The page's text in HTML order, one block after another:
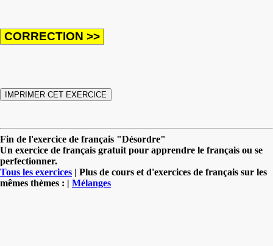
Fin de l'exercice de français "Désordre"
Un exercice de français gratuit pour apprendre le français ou se
perfectionner.
Tous les exercices | Plus de cours et d'exercices de français sur les
mêmes thèmes : | Mélanges